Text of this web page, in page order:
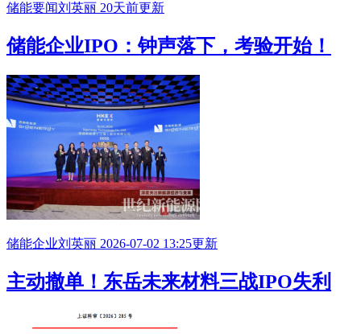
储能要闻刘英丽 20天前更新
储能企业IPO ：钟声落下，考验开始！
储能企业刘英丽 2026-07-02 13:25更新
主动撤单！东岳未来材料三战IPO失利